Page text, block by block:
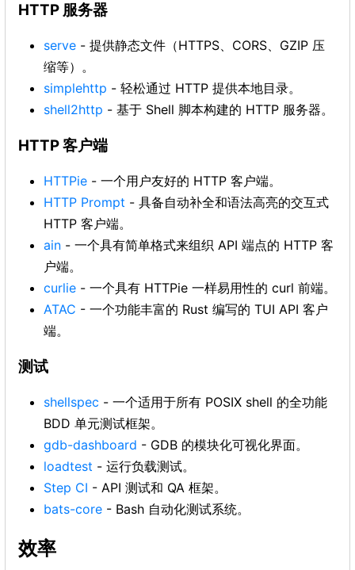
HTTP 服务器
serve - 提供静态文件（HTTPS、CORS、GZIP 压
缩等）。
simplehttp - 轻松通过 HTTP 提供本地目录。
shell2http - 基于 Shell 脚本构建的 HTTP 服务器。
HTTP 客户端
HTTPie - 一个用户友好的 HTTP 客户端。
HTTP Prompt - 具备自动补全和语法高亮的交互式
HTTP 客户端。
ain - 一个具有简单格式来组织 API 端点的 HTTP 客
户端。
curlie - 一个具有 HTTPie 一样易用性的 curl 前端。
ATAC - 一个功能丰富的 Rust 编写的 TUI API 客户
端。
测试
shellspec - 一个适用于所有 POSIX shell 的全功能
BDD 单元测试框架。
gdb-dashboard - GDB 的模块化可视化界面。
loadtest - 运行负载测试。
Step CI - API 测试和 QA 框架。
bats-core - Bash 自动化测试系统。
效率